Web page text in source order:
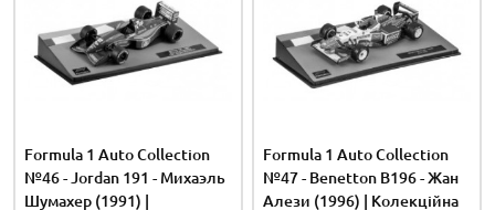
Formula 1 Auto Collection
№46 - Jordan 191 - Михаэль
Шумахер (1991) |
Formula 1 Auto Collection
№47 - Benetton B196 - Жан
Алези (1996) | Колекційна